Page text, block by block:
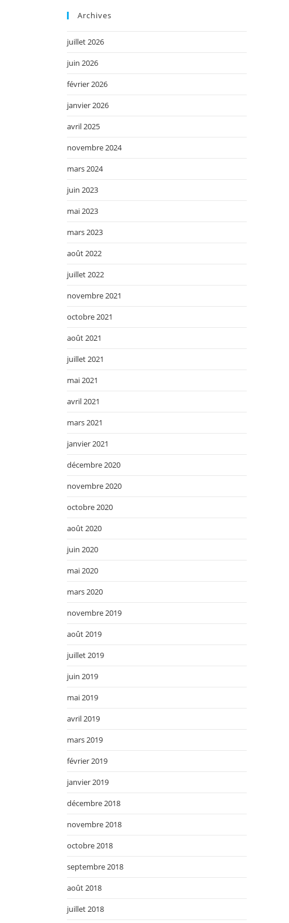
Archives
juillet 2026
juin 2026
février 2026
janvier 2026
avril 2025
novembre 2024
mars 2024
juin 2023
mai 2023
mars 2023
août 2022
juillet 2022
novembre 2021
octobre 2021
août 2021
juillet 2021
mai 2021
avril 2021
mars 2021
janvier 2021
décembre 2020
novembre 2020
octobre 2020
août 2020
juin 2020
mai 2020
mars 2020
novembre 2019
août 2019
juillet 2019
juin 2019
mai 2019
avril 2019
mars 2019
février 2019
janvier 2019
décembre 2018
novembre 2018
octobre 2018
septembre 2018
août 2018
juillet 2018